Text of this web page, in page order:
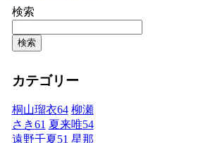
検索
検索
カテゴリー
桐山瑠衣64 柳瀬
さき61 夏来唯54
遠野千夏 51 星那